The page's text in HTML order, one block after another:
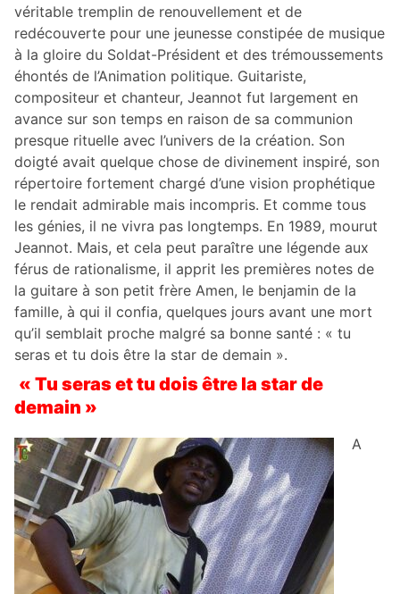
véritable tremplin de renouvellement et de
redécouverte pour une jeunesse constipée de musique
à la gloire du Soldat-Président et des trémoussements
éhontés de l’Animation politique. Guitariste,
compositeur et chanteur, Jeannot fut largement en
avance sur son temps en raison de sa communion
presque rituelle avec l’univers de la création. Son
doigté avait quelque chose de divinement inspiré, son
répertoire fortement chargé d’une vision prophétique
le rendait admirable mais incompris. Et comme tous
les génies, il ne vivra pas longtemps. En 1989, mourut
Jeannot. Mais, et cela peut paraître une légende aux
férus de rationalisme, il apprit les premières notes de
la guitare à son petit frère Amen, le benjamin de la
famille, à qui il confia, quelques jours avant une mort
qu’il semblait proche malgré sa bonne santé : « tu
seras et tu dois être la star de demain ».
« Tu seras et tu dois être la star de
demain »
A